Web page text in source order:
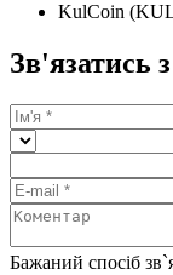
KulCoin
Зв'язатись
Бажаний спосіб